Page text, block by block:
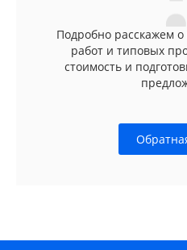
Подробно расскажем о
работ и типовых
стоимость и